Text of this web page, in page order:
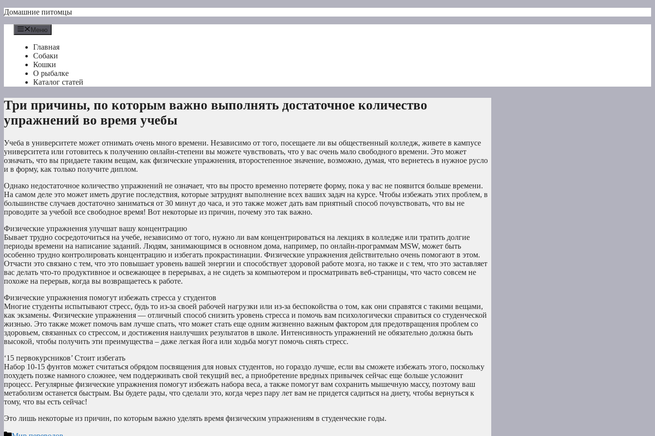
Перейти
содержимому
Домашние питомцы
Меню
Главная
Собаки
Кошки
О рыбалке
Каталог статей
Три причины, по которым важно выполнять достаточное количество
упражнений во время учебы
Учеба в университете может отнимать очень много времени. Независимо от того, посещаете ли вы общественный колледж, живете в кампусе
университета или готовитесь к получению онлайн-степени вы можете чувствовать, что у вас очень мало свободного времени. Это может
означать, что вы придаете таким вещам, как физические упражнения, второстепенное значение, возможно, думая, что вернетесь в нужное русло
и в форму, как только получите диплом.
Однако недостаточное количество упражнений не означает, что вы просто временно потеряете форму, пока у вас не появится больше времени.
На самом деле это может иметь другие последствия, которые затруднят выполнение всех ваших задач на курсе. Чтобы избежать этих проблем, в
большинстве случаев достаточно заниматься от 30 минут до часа, и это также может дать вам приятный способ почувствовать, что вы не
проводите за учебой все свободное время! Вот некоторые из причин, почему это так важно.
Физические упражнения улучшат вашу концентрацию
Бывает трудно сосредоточиться на учебе, независимо от того, нужно ли вам концентрироваться на лекциях в колледже или тратить долгие
периоды времени на написание заданий. Людям, занимающимся в основном дома, например, по онлайн-программам MSW, может быть
особенно трудно контролировать концентрацию и избегать прокрастинации. Физические упражнения действительно очень помогают в этом.
Отчасти это связано с тем, что это повышает уровень вашей энергии и способствует здоровой работе мозга, но также и с тем, что это заставляет
вас делать что-то продуктивное и освежающее в перерывах, а не сидеть за компьютером и просматривать веб-страницы, что часто совсем не
похоже на перерыв, когда вы возвращаетесь к работе.
Физические упражнения помогут избежать стресса у студентов
Многие студенты испытывают стресс, будь то из-за своей рабочей нагрузки или из-за беспокойства о том, как они справятся с такими вещами,
как экзамены. Физические упражнения — отличный способ снизить уровень стресса и помочь вам психологически справиться со студенческой
жизнью. Это также может помочь вам лучше спать, что может стать еще одним жизненно важным фактором для предотвращения проблем со
здоровьем, связанных со стрессом, и достижения наилучших результатов в школе. Интенсивность упражнений не обязательно должна быть
высокой, чтобы получить эти преимущества – даже легкая йога или ходьба могут помочь снять стресс.
‘15 первокурсников’ Стоит избегать
Набор 10-15 фунтов может считаться обрядом посвящения для новых студентов, но гораздо лучше, если вы сможете избежать этого, поскольку
похудеть позже намного сложнее, чем поддерживать свой текущий вес, а приобретение вредных привычек сейчас еще больше усложнит
процесс. Регулярные физические упражнения помогут избежать набора веса, а также помогут вам сохранить мышечную массу, поэтому ваш
метаболизм останется быстрым. Вы будете рады, что сделали это, когда через пару лет вам не придется садиться на диету, чтобы вернуться к
тому, что вы есть сейчас!
Это лишь некоторые из причин, по которым важно уделять время физическим упражнениям в студенческие годы.